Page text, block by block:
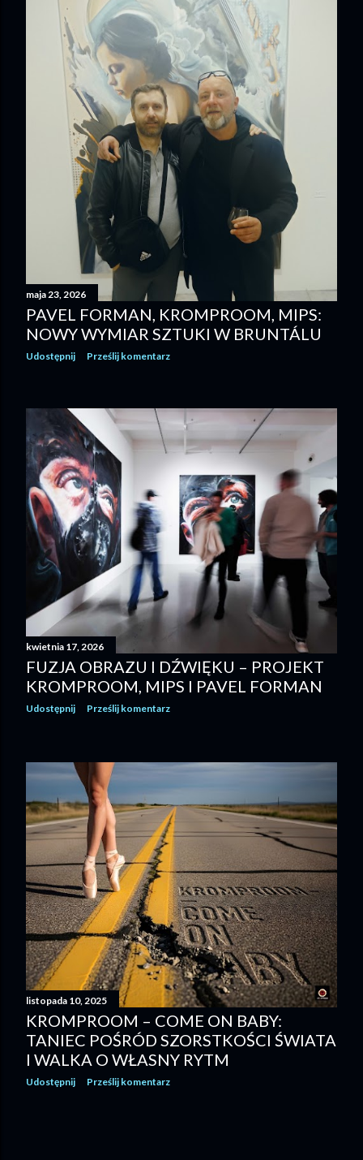
maja 23, 2026
PAVEL FORMAN, KROMPROOM, MIPS:
NOWY WYMIAR SZTUKI W BRUNTÁLU
Udostępnij Prześlij komentarz
kwietnia 17, 2026
FUZJA OBRAZU I DŹWIĘKU – PROJEKT
KROMPROOM, MIPS I PAVEL FORMAN
Udostępnij Prześlij komentarz
listopada 10, 2025
KROMPROOM – COME ON BABY:
TANIEC POŚRÓD SZORSTKOŚCI ŚWIATA
I WALKA O WŁASNY RYTM
Udostępnij Prześlij komentarz